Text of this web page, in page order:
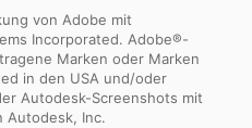
von Adobe mit
Incorporated. Adobe®-
Marken oder Marken
in den USA und/oder
Autodesk-Screenshots mit
Autodesk, Inc.